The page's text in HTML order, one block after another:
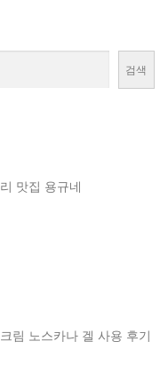
검색
맛집 용규네
림 노스카나 겔 사용 후기